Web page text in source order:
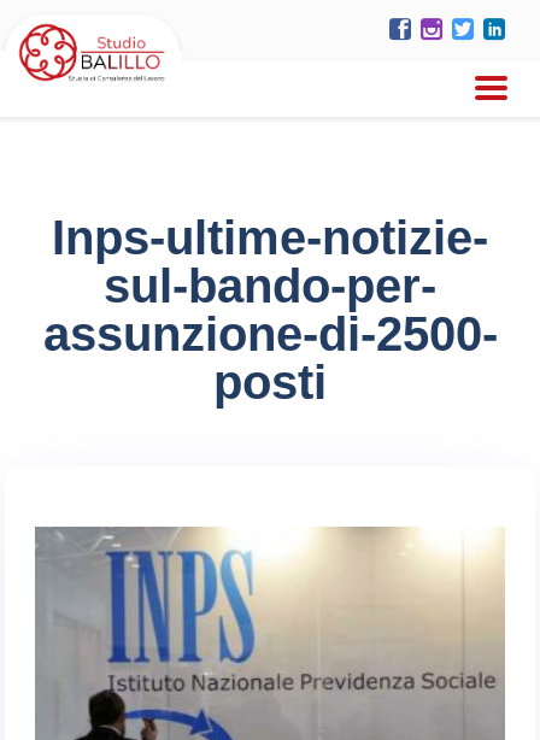
Inps-ultime-notizie-
sul-bando-per-
assunzione-di-2500-
posti